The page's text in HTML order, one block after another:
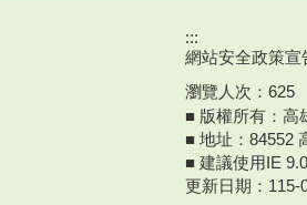
:::
網站安全政策宣
瀏覽人次： 625
■ 版權所有：高
■ 地址：84552
■ 建議使用IE
更新日期： 115-